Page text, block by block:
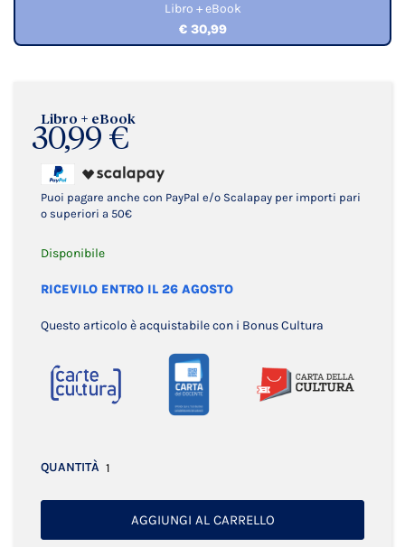
Libro + eBook
30,99 €
Puoi pagare anche con PayPal e/o Scalapay per importi pari
o superiori a 50€
Disponibile
RICEVILO ENTRO IL 26 AGOSTO
Questo articolo è acquistabile con i Bonus Cultura
QUANTITÀ
AGGIUNGI AL CARRELLO
Libro + eBook
€ 30,99